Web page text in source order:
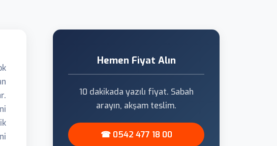
Hemen Fiyat Alın
10 dakikada yazılı fiyat. Sabah
arayın, akşam teslim.
☎ 0542 477 18 00